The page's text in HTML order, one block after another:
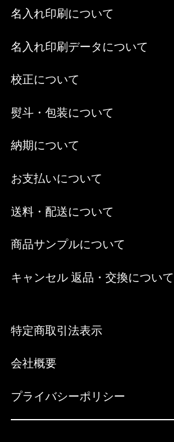
名入れ印刷について
名入れ印刷データについて
校正について
熨斗・包装について
納期について
お支払いについて
送料・配送について
商品サンプルについて
キャンセル 返品・交換について
特定商取引法表示
会社概要
プライバシーポリシー